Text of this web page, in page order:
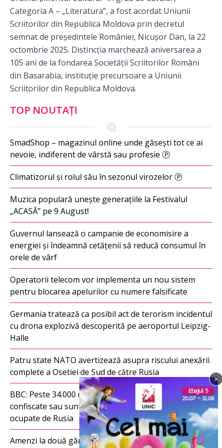
Categoria A – „Literatura”, a fost acordat Uniunii
Scriitorilor din Republica Moldova prin decretul
semnat de președintele României, Nicușor Dan, la 22
octombrie 2025. Distincția marchează aniversarea a
105 ani de la fondarea Societății Scriitorilor Români
din Basarabia, instituție precursoare a Uniunii
Scriitorilor din Republica Moldova.
TOP NOUTAȚI
SmadShop – magazinul online unde găsești tot ce ai
nevoie, indiferent de vârstă sau profesie Ⓟ
Climatizorul și rolul său în sezonul virozelor Ⓟ
Muzica populară unește generațiile la Festivalul
„ACASĂ” pe 9 August!
Guvernul lansează o campanie de economisire a
energiei și îndeamnă cetățenii să reducă consumul în
orele de vârf
Operatorii telecom vor implementa un nou sistem
pentru blocarea apelurilor cu numere falsificate
Germania tratează ca posibil act de terorism incidentul
cu drona explozivă descoperită pe aeroportul Leipzig-
Halle
Patru state NATO avertizează asupra riscului anexării
complete a Osetiei de Sud de către Rusia
BBC: Peste 34.000 de locuințe ale ucrainenilor au fost
confiscate sau sunt în curs de confiscare în teritoriile
ocupate de Rusia
Amenzi la două gări auto din Chișinău. ANTA a
×
Imagine